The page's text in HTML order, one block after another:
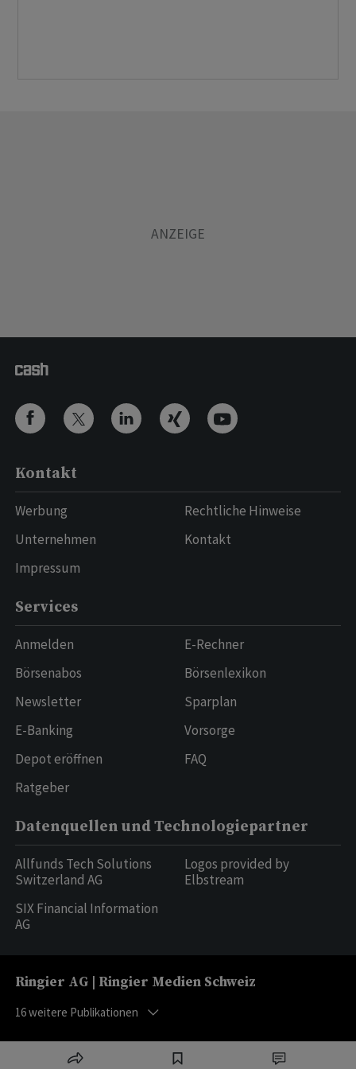
Kontakt
Werbung
Unternehmen
Impressum
Rechtliche Hinweise
Kontakt
Services
Anmelden
Börsenabos
Newsletter
E-Banking
Depot eröffnen
Ratgeber
E-Rechner
Börsenlexikon
Sparplan
Vorsorge
FAQ
Datenquellen und Technologiepartner
Allfunds Tech Solutions
Switzerland AG
SIX Financial Information
AG
Logos provided by
Elbstream
Ringier AG | Ringier Medien Schweiz
16weitere Publikationen